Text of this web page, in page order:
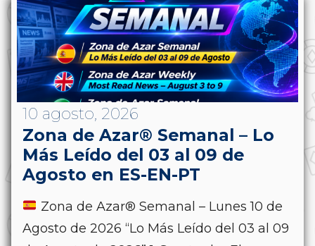
10 agosto, 2026
Zona de Azar® Semanal – Lo
Más Leído del 03 al 09 de
Agosto en ES-EN-PT
Zona de Azar® Semanal – Lunes 10 de
Agosto de 2026 “Lo Más Leído del 03 al 09